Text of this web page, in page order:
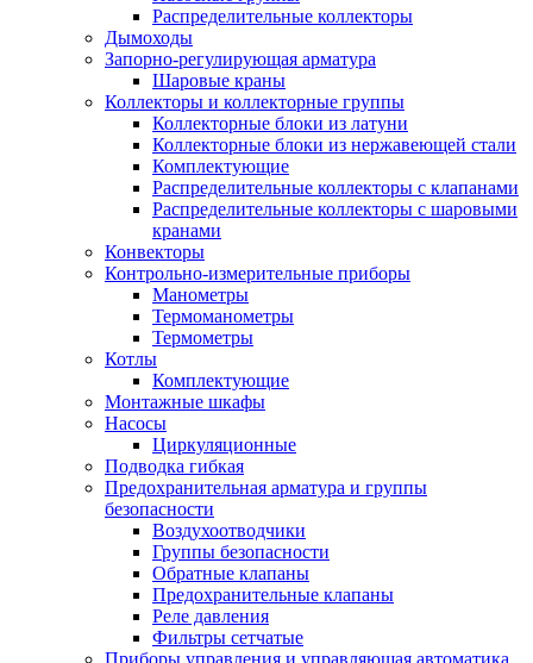
Распределительные коллекторы
Дымоходы
Запорно-регулирующая арматура
Шаровые краны
Коллекторы и коллекторные группы
Коллекторные блоки из латуни
Коллекторные блоки из нержавеющей стали
Комплектующие
Распределительные коллекторы с клапанами
Распределительные коллекторы с шаровыми
кранами
Конвекторы
Контрольно-измерительные приборы
Манометры
Термоманометры
Термометры
Котлы
Комплектующие
Монтажные шкафы
Насосы
Циркуляционные
Подводка гибкая
Предохранительная арматура и группы
безопасности
Воздухоотводчики
Группы безопасности
Обратные клапаны
Предохранительные клапаны
Реле давления
Фильтры сетчатые
Приборы управления и управляющая автоматика